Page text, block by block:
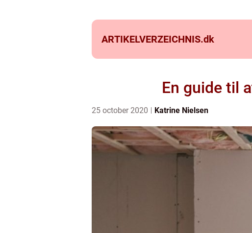
ARTIKELVERZEICHNIS.dk
En guide til
25 october 2020 Katrine Nielsen